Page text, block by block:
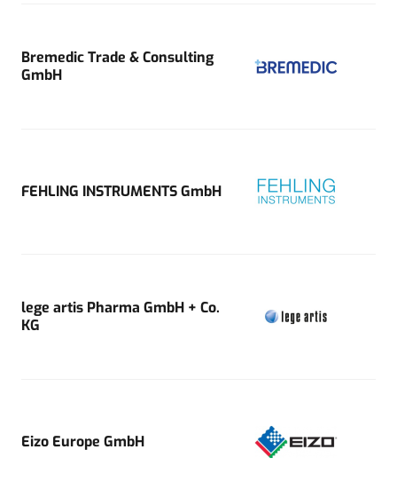
Bremedic Trade & Consulting
GmbH
FEHLING INSTRUMENTS GmbH
lege artis Pharma GmbH + Co.
KG
Eizo Europe GmbH